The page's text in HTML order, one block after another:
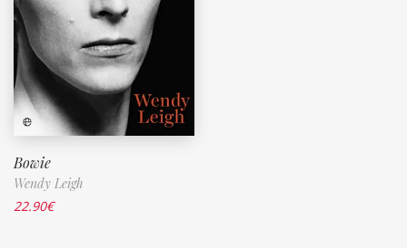
Bowie
Wendy Leigh
22.90€